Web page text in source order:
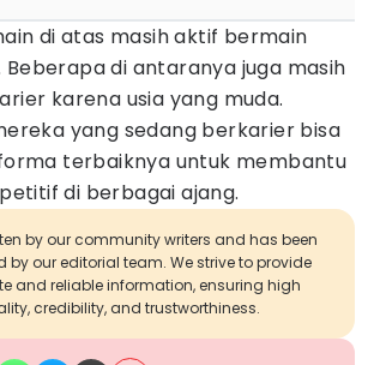
di atas masih aktif bermain
Beberapa di antaranya juga masih
karena usia yang muda.
yang sedang berkarier bisa
terbaiknya untuk membantu
di berbagai ajang.
by our community writers and has been
by our editorial team. We strive to provide
and reliable information, ensuring high
credibility, and trustworthiness.